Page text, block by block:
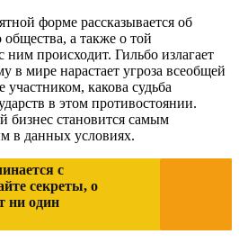
форме рассказывается об
общества, а также о той
ним происходит. Гильбо излагает
в мире нарастает угроза всеобщей
какова судьба
в этом противостоянии.
бизнес становится самым
в данных условиях.
с
секреты, о
ни один